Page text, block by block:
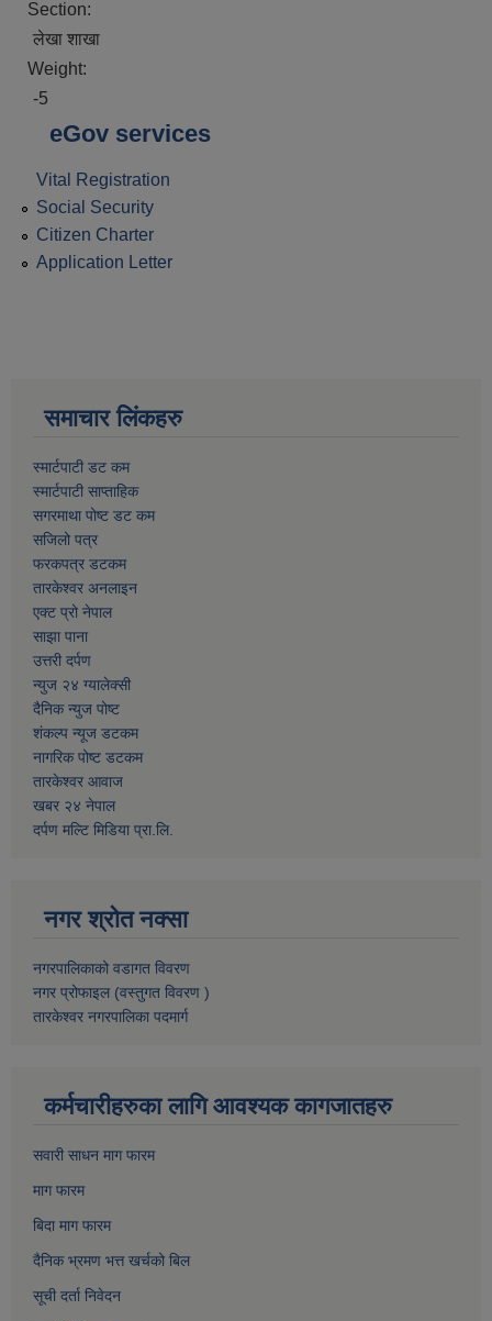
Section:
लेखा शाखा
Weight:
-5
eGov services
Vital Registration
Social Security
Citizen Charter
Application Letter
समाचार लिंकहरु
स्मार्टपाटी डट कम
स्मार्टपाटी साप्ताहिक
सगरमाथा पोष्ट डट कम
सजिलो पत्र
फरकपत्र डटकम
तारकेश्वर अनलाइन
एक्ट प्रो नेपाल
साझा पाना
उत्तरी दर्पण
न्युज २४ ग्यालेक्सी
दैनिक न्युज पोष्ट
शंकल्प न्यूज डटकम
नागरिक पोष्ट डटकम
तारकेश्वर आवाज
खबर २४ नेपाल
दर्पण मल्टि मिडिया प्रा.लि.
नगर श्रोत नक्सा
नगरपालिकाको वडागत विवरण
नगर प्रोफाइल (वस्तुगत विवरण )
तारकेश्वर नगरपालिका पदमार्ग
कर्मचारीहरुका लागि आवश्यक कागजातहरु
सवारी साधन माग फारम
माग फारम
बिदा माग फारम
दैनिक भ्रमण भत्त खर्चको बिल
सूची दर्ता निवेदन